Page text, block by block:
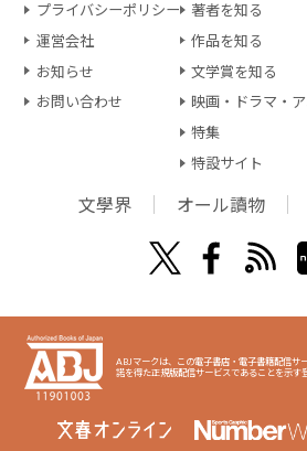
プライバシーポリシー
運営会社
お知らせ
お問い合わせ
著者を知る
作品を知る
文学賞を知る
映画・ドラマ・
特集
特設サイト
文學界 オール讀物
ABJマークは、この電子書店・電子書籍配信サ
諾を得た正規版配信サービスであることを示す